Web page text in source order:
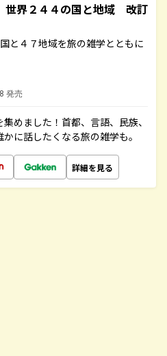
界２４４の国と地域 改訂
と４７地域を旅の雑学とともに
発売
めました！首都、言語、民族、
に話したくなる旅の雑学も。
詳細を見る